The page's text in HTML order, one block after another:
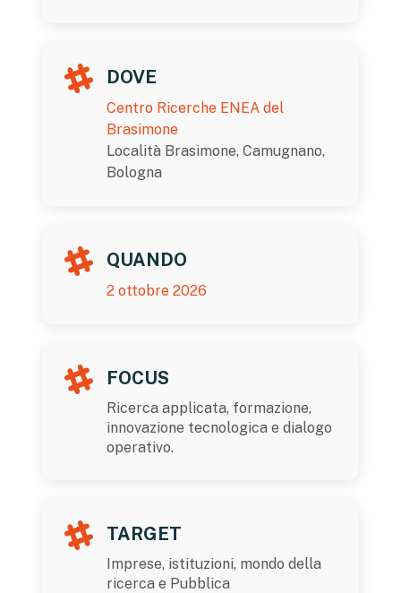
DOVE
Centro Ricerche ENEA del
Brasimone
Località Brasimone, Camugnano,
Bologna
QUANDO
2 ottobre 2026
FOCUS
Ricerca applicata, formazione,
innovazione tecnologica e dialogo
operativo.
TARGET
Imprese, istituzioni, mondo della
ricerca e Pubblica